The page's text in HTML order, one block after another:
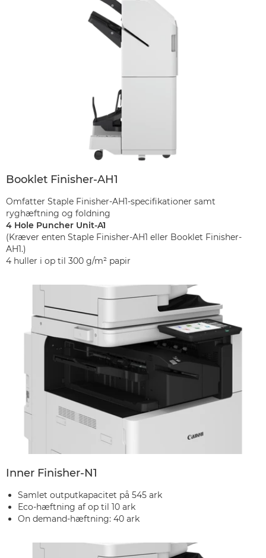
Booklet Finisher-AH1
Omfatter Staple Finisher-AH1-specifikationer samt
ryghæftning og foldning
4 Hole Puncher Unit-A1
(Kræver enten Staple Finisher-AH1 eller Booklet Finisher-
AH1.)
4 huller i op til 300 g/m² papir
Inner Finisher-N1
Samlet outputkapacitet på 545 ark
Eco-hæftning af op til 10 ark
On demand-hæftning: 40 ark